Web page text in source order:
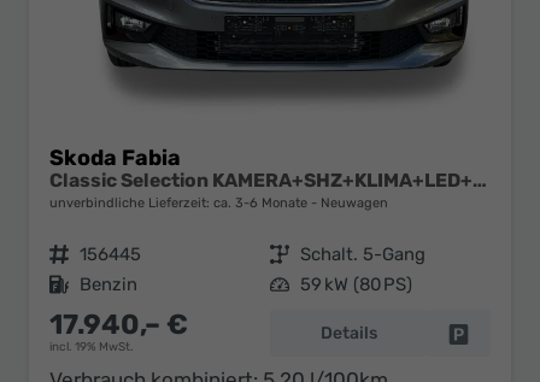
Skoda Fabia
Classic Selection KAMERA+SHZ+KLIMA+LED+15" LM+SMARTLINK
unverbindliche Lieferzeit: ca. 3-6 Monate Neuwagen
Fahrzeugnr. 156445 Getriebe Schalt. 5-Gang
Kraftstoff Benzin Leistung 59 kW (80 PS)
17.940,– €
incl. 19% MwSt.
Details